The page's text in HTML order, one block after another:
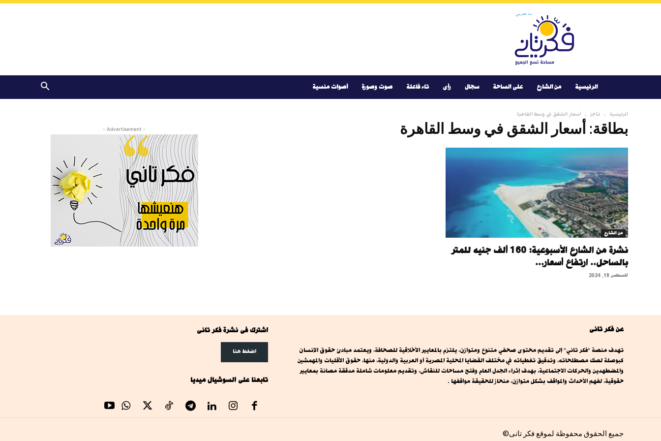
الرئيسية من الشارع على الساحة سجال رأى تاء فاعلة صوت وصورة أصوات منسية
الرئيسية تاجز أسعار الشقق في وسط القاهرة
بطاقة: أسعار الشقق في وسط القاهرة
من الشارع
نشرة من الشارع الأسبوعية: 160 ألف جنيه للمتر
بالساحل.. ارتفاع أسعار...
أغسطس 18, 2024
- Advertisement -
عن فكر تانى
تهدف منصة "فكر تاني" إلى تقديم محتوى صحفي متنوع ومتوازن، يلتزم بالمعايير الأخلاقية للصحافة، ويعتمد مبادئ حقوق الإنسان
كبوصلة لصك مصطلحاته، وتدقيق تغطياته في مختلف القضايا المحلية المصرية أو العربية والدولية، منها، حقوق الأقليات والمهمشين
والمضطهدين والحركات الاجتماعية، بهدف إثراء الجدل العام وفتح مساحات للنقاش، وتقديم معلومات شاملة مدققة مصانة بمعايير
حقوقية، لفهم الأحداث والمواقف بشكل متوازن، منحاز للحقيقة مواقفها .
اشترك فى نشرة فكر تانى
اضغط هنا
تابعنا على السوشيال ميديا
جميع الحقوق محفوظة لموقع فكر تانى©